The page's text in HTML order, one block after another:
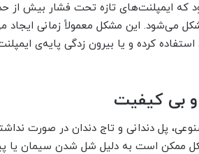
که ایمپلنت‌های تازه تحت فشار بیش از
می‌شود. این مشکل معمولاً زمانی ایجاد
کرده و یا بیرون زدگی پایه‌ی
بی کیفیت
پل دندانی و تاج دندان در صورت
ممکن است به دلیل شل شدن سیمان یا